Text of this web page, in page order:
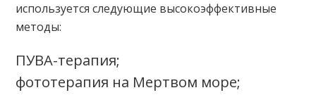
используется следующие высокоэффективные
методы:
ПУВА-терапия;
фототерапия на Мертвом море;